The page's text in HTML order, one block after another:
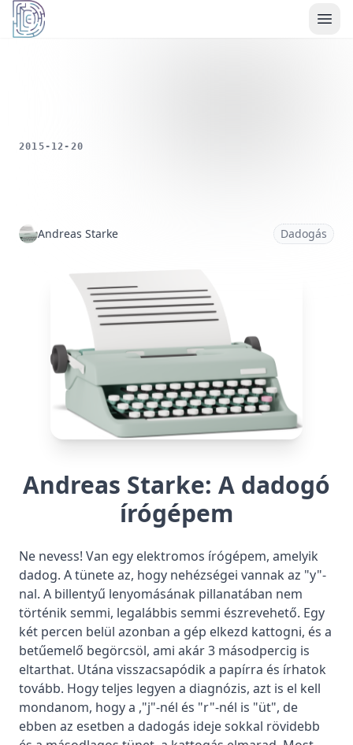
Démoszthenész Egyesület
szabott tartalmak biztosítására.
egyes sütitípusokra vonatkozóan.
Összes elfogadása
Beállítások kezelése
2015-12-20
Andreas Starke Dadogás
Andreas Starke: A dadogó
írógépem
Ne nevess! Van egy elektromos írógépem, amelyik
dadog. A tünete az, hogy nehézségei vannak az "y"-
nal. A billentyű lenyomásának pillanatában nem
történik semmi, legalábbis semmi észrevehető. Egy
két percen belül azonban a gép elkezd kattogni, és a
betűemelő begörcsöl, ami akár 3 másodpercig is
eltarthat. Utána visszacsapódik a papírra és írhatok
tovább. Hogy teljes legyen a diagnózis, azt is el kell
mondanom, hogy a ,"j"-nél és "r"-nél is "üt", de
ebben az esetben a dadogás ideje sokkal rövidebb